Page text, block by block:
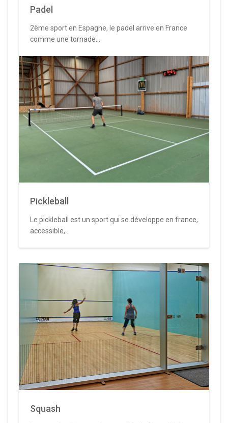
Padel
2ème sport en Espagne, le padel arrive en France
comme une tornade...
Pickleball
Le pickleball est un sport qui se développe en france,
accessible,...
Squash